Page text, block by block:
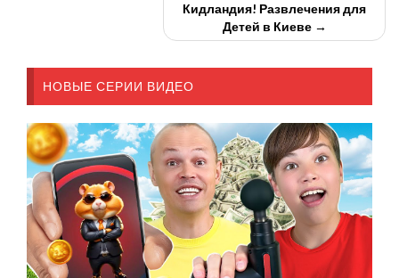
Кидландия! Развлечения для
Детей в Киеве →
НОВЫЕ СЕРИИ ВИДЕО